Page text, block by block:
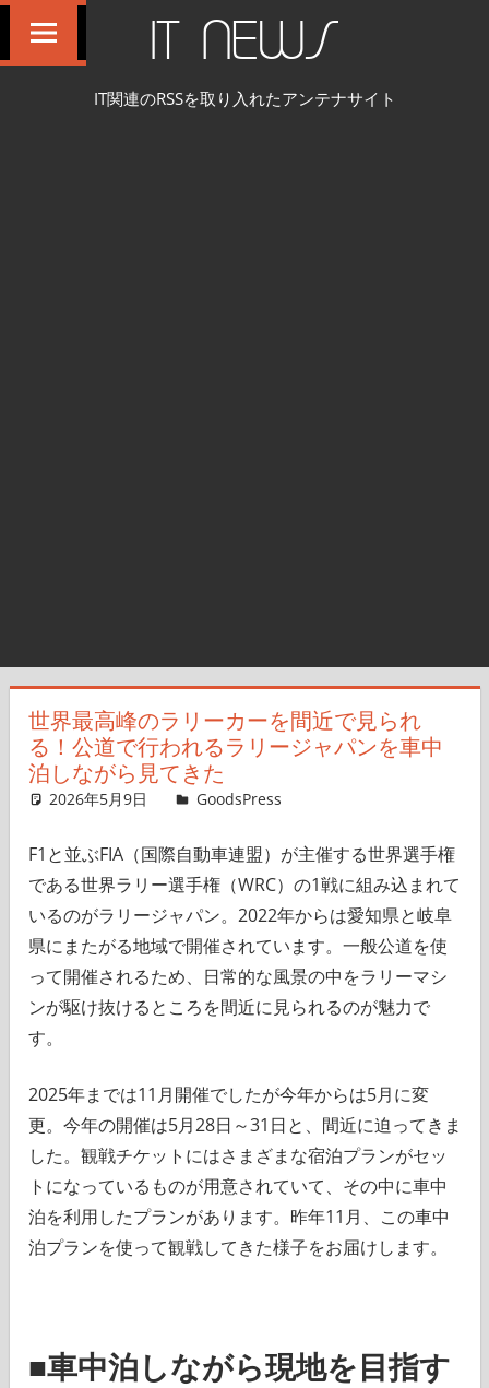
IT NEWS
IT関連のRSSを取り入れたアンテナサイト
世界最高峰のラリーカーを間近で見られ
る！公道で行われるラリージャパンを車中
泊しながら見てきた
2026年5月9日 GoodsPress Web
GoodsPress
F1と並ぶFIA（国際自動車連盟）が主催する世界選手権
である世界ラリー選手権（WRC）の1戦に組み込まれて
いるのがラリージャパン。2022年からは愛知県と岐阜
県にまたがる地域で開催されています。一般公道を使
って開催されるため、日常的な風景の中をラリーマシ
ンが駆け抜けるところを間近に見られるのが魅力で
す。
2025年までは11月開催でしたが今年からは5月に変
更。今年の開催は5月28日～31日と、間近に迫ってきま
した。観戦チケットにはさまざまな宿泊プランがセッ
トになっているものが用意されていて、その中に車中
泊を利用したプランがあります。昨年11月、この車中
泊プランを使って観戦してきた様子をお届けします。
■車中泊しながら現地を目指す